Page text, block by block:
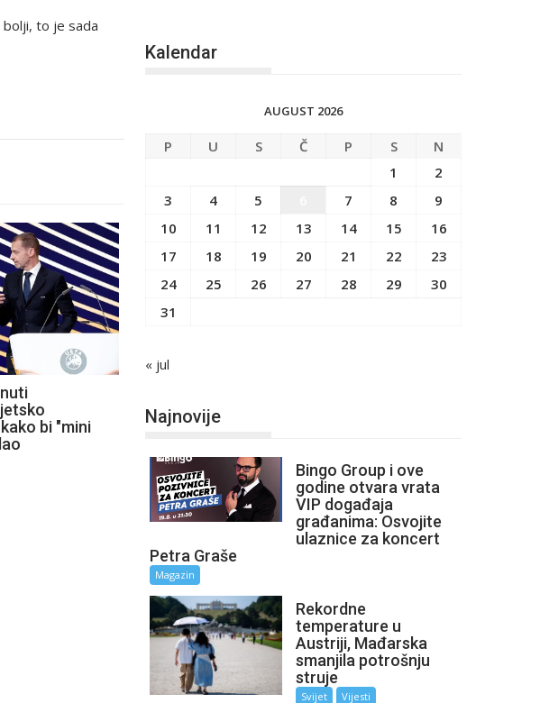
bolji, to je sada
bi "mini
Kalendar
AUGUST 2026
P U S Č P S
N
1
2
3
4 5 7 8
9
10
11 12 13 14 15
16
17
18 19 20 21 22
23
24
25 26 27 28 29
30
31
« jul
Najnovije
Bingo Group i ove
godine otvara vrata
VIP događaja
građanima: Osvojite
ulaznice za koncert
Petra Graše
Magazin
Rekordne
temperature u
Austriji, Mađarska
smanjila potrošnju
struje
Svijet Vijesti